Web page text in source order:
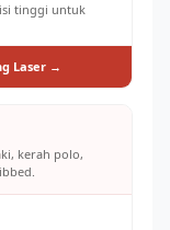
tinggi untuk
Laser →
kerah polo,